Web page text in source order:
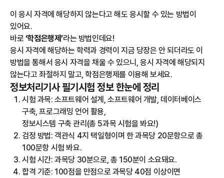
이 응시 자격에 해당하지 않는다고 해도 응시할 수 있는 방법이
있어요.
바로 ‘학점은행제’라는 방법인데요!
응시 자격에 해당하는 학력과 경력이 지금 당장은 안 되더라도 이
방법을 통해서 응시 자격을 채울 수 있으니, 응시 자격에 해당되지
않는다고 좌절하지 말고, 학점은행제를 이용해 보세요.
정보처리기사 필기시험 정보 한눈에 정리
시험 과목: 소프트웨어 설계, 소프트웨어 개발, 데이터베이스
구축, 프로그래밍 언어 활용,
정보시스템 구축 관리(총 5과목 시험을 봐요!)
검정 방법: 객관식 4지 택일형이며 한 과목당 20문항으로 총
100문항 시험 봐요.
시험 시간: 과목당 30분으로, 총 150분이 소요돼요.
합격 기준: 100점을 만점으로 과목당 40점 이상이면